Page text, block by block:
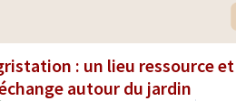
: un lieu ressource et
autour du jardin